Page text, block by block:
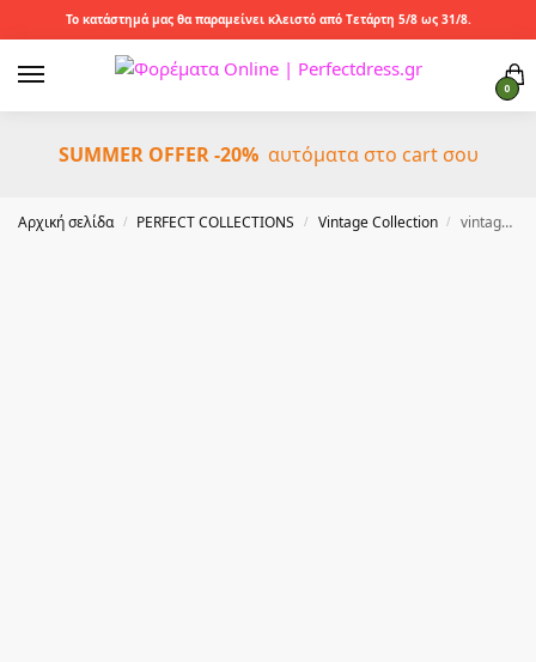
Το κατάστημά μας θα παραμείνει κλειστό από Τετάρτη 5/8 ως 31/8.
0
SUMMER OFFER -20%αυτόματα στο cart σου
Αρχική σελίδα / PERFECT COLLECTIONS / Vintage Collection / vintage ελαστική ζώνη 3d flowers Romance ροζ